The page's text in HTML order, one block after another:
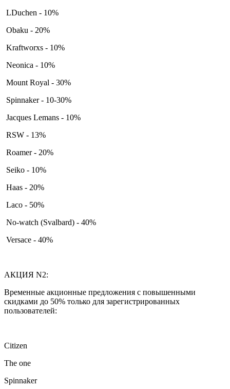
LDuchen - 10%
Obaku - 20%
Kraftworxs - 10%
Neonica - 10%
Mount Royal - 30%
Spinnaker - 10-30%
Jacques Lemans - 10%
RSW - 13%
Roamer - 20%
Seiko - 10%
Haas - 20%
Laco - 50%
No-watch (Svalbard) - 40%
Versace - 40%
АКЦИЯ N2:
Временные акционные предложения с повышенными
скидками до 50% только для зарегистрированных
пользователей:
Citizen
The one
Spinnaker